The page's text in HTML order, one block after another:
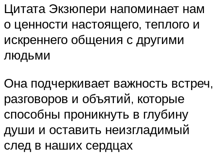
Цитата Экзюпери напоминает нам
о ценности настоящего, теплого и
искреннего общения с другими
людьми
Она подчеркивает важность встреч,
разговоров и объятий, которые
способны проникнуть в глубину
души и оставить неизгладимый
след в наших сердцах